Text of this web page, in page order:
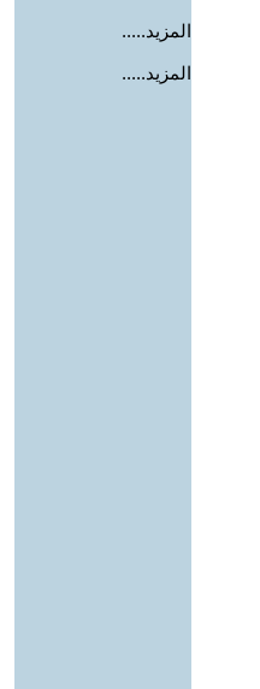
المزيد.....
المزيد.....